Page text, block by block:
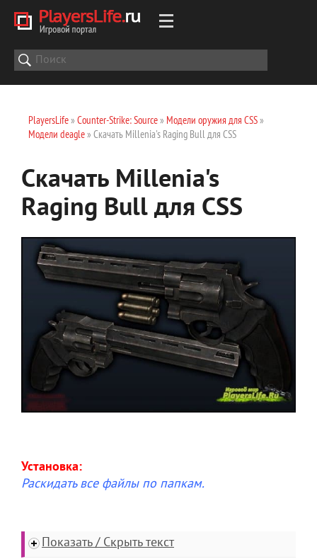
PlayersLife» Counter-Strike: Source» Модели оружия для CSS»
Модели deagle» Скачать Millenia's Raging Bull для CSS
Скачать Millenia's
Raging Bull для CSS
Установка:
Раскидать все файлы по папкам.
Показать / Скрыть текст